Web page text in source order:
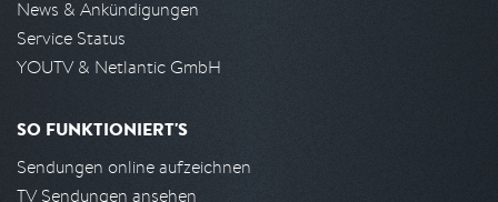
News & Ankündigungen
Service Status
YOUTV & Netlantic GmbH
SO FUNKTIONIERT'S
Sendungen online aufzeichnen
TV Sendungen ansehen